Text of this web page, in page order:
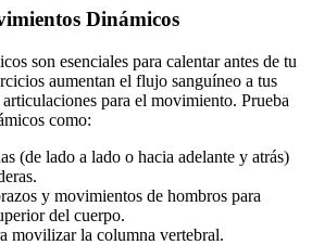
Dinámicos
son esenciales para calentar antes de tu
aumentan el flujo sanguíneo a tus
para el movimiento. Prueba
como:
(de lado a lado o hacia adelante y atrás)
y movimientos de hombros para
del cuerpo.
movilizar la columna vertebral.